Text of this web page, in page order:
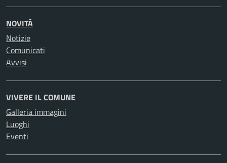
NOVITÀ
Notizie
Comunicati
Avvisi
VIVERE IL COMUNE
Galleria immagini
Luoghi
Eventi